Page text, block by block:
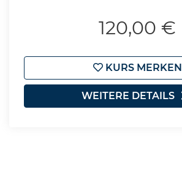
120,00 €
KURS MERKEN
WEITERE DETAILS